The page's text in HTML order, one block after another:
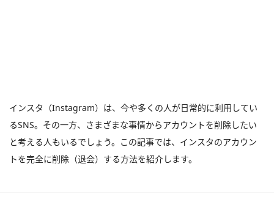
インスタ（Instagram）は、今や多くの人が日常的に利用してい
るSNS。その一方、さまざまな事情からアカウントを削除したい
と考える人もいるでしょう。この記事では、インスタのアカウン
トを完全に削除（退会）する方法を紹介します。